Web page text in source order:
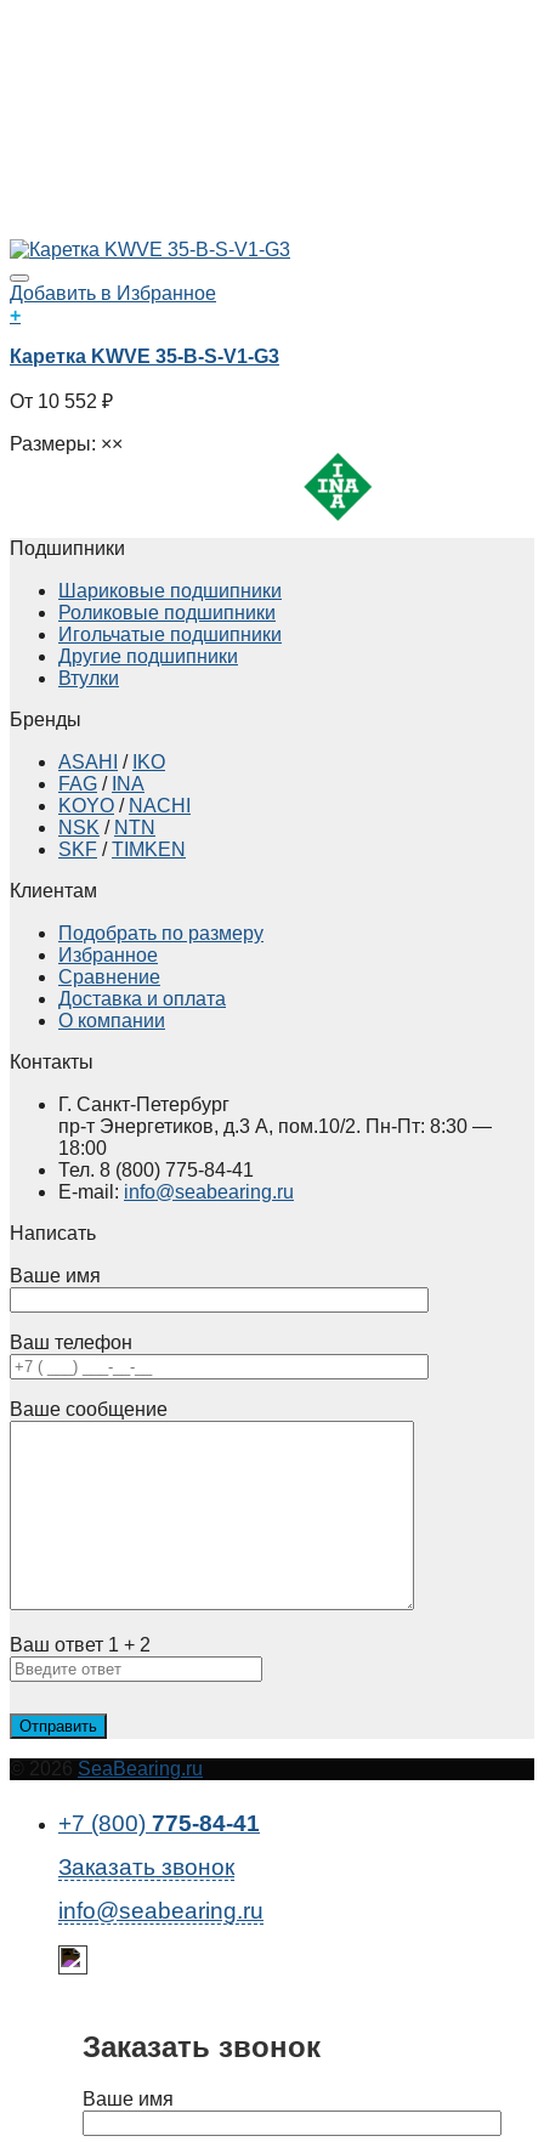
Добавить в Избранное
+
Каретка KWVE 35-B-S-V1-G3
10 552 ₽
Размеры: ××
Подшипники
Шариковые подшипники
Роликовые подшипники
Игольчатые подшипники
Другие подшипники
Втулки
Бренды
ASAHI / IKO
FAG / INA
KOYO / NACHI
NSK / NTN
SKF /TIMKEN
Клиентам
Подобрать по размеру
Избранное
Сравнение
Доставка и оплата
О компании
Контакты
Г. Санкт-Петербург
пр-т Энергетиков, д.3 А, пом.10/2. Пн-Пт: 8:30 —
18:00
Тел. 8 (800) 775-84-41
E-mail: info@seabearing.ru
Написать
Ваше имя
Ваш телефон
Ваше сообщение
Ваш ответ 1 + 2
© 2026 SeaBearing.ru
+7 (800) 775-84-41
Заказать звонок
info@seabearing.ru
Заказать звонок
Ваше имя